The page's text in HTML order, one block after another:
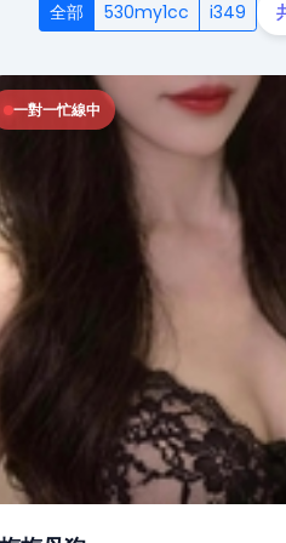
全部 530my1cc i349
一對一忙線中